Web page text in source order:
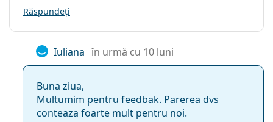
Răspundeți
Iuliana în urmă cu 10 luni
Buna ziua,
Multumim pentru feedbak. Parerea dvs
conteaza foarte mult pentru noi.